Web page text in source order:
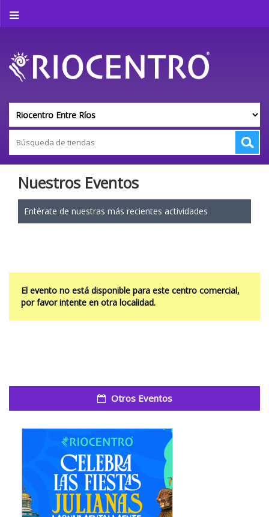
Nuestros Eventos
Entérate de nuestras más recientes actividades
El evento no está disponible para este centro comercial,
por favor intente en otra localidad.
Otros Eventos